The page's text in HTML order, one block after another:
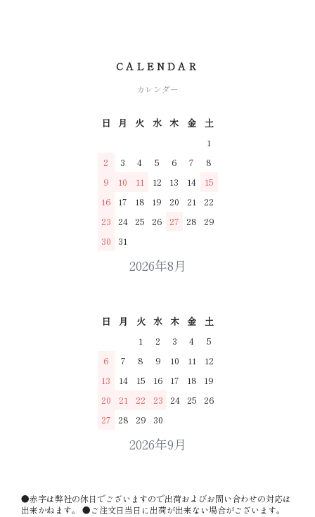
CALENDAR
カレンダー
2026年8月
日 月 火 水 木 金
土
1
2
3 4 5 6 7
8
9
10 11 12 13 14
15
16
17 18 19 20 21
22
23 24 25 26 27 28 29
30
31
2026年9月
日 月 火 水 木 金
土
1
2 3 4
5
6
7 8 9 10 11
12
13
14 15 16 17 18
19
20
21 22 23 24 25 26
27 28 29 30
●赤字は弊社の休日でございますので出荷およびお問い合わせの対応は
出来かねます。 ●ご注文日当日に出荷が出来ない場合がございます。